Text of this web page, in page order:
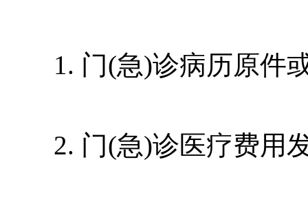
1. 门(急)诊病历原件
2. 门(急)诊医疗费用